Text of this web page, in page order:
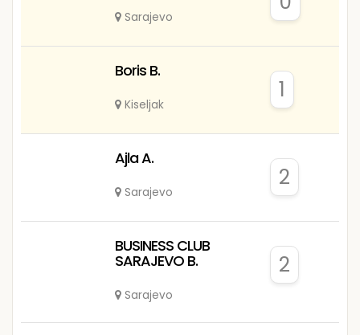
Sarajevo
Boris B.
Kiseljak
1
Ajla A.
Sarajevo
2
BUSINESS CLUB
SARAJEVO B.
Sarajevo
2